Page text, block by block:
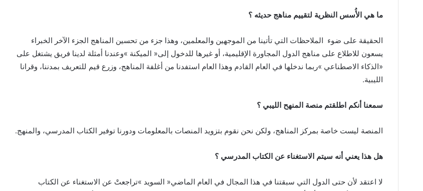
ما‭ ‬هي‭ ‬الأُسس‭ ‬النظرية‭ ‬لتقييم‭ ‬مناهج‭ ‬حديثه‭ ‬؟‭ ‬
الحقيقة‭ ‬على‭ ‬ضوء‭
‬الليبية‭ .‬
سمعنا‭ ‬أنكم‭ ‬اطلقتم‭ ‬منصة‭ ‬المنهح‭ ‬الليبي‭ ‬؟
المنصة‭ ‬ليست‭ ‬خاصة‭ ‬بمركز‭ ‬المناهج،‭ ‬ولكن‭ ‬نحن‭ ‬نقوم‭ ‬بتزويد‭ ‬المنصات‭ ‬بالمعلومات‭ ‬ودورنا‭ ‬توفير‭ ‬الكتاب‭ ‬المدرسي،‭ ‬والمنهج‭.‬
هل‭ ‬هذا‭ ‬يعني‭ ‬أنه‭ ‬سيتم‭ ‬الاستغناء‭ ‬عن‭ ‬الكتاب‭ ‬المدرسي‭ ‬؟